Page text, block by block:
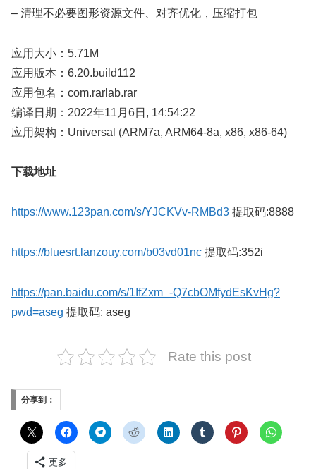
– 清理不必要图形资源文件、对齐优化，压缩打包
应用大小：5.71M
应用版本：6.20.build112
应用包名：com.rarlab.rar
编译日期：2022年11月6日, 14:54:22
应用架构：Universal (ARM7a, ARM64-8a, x86, x86-64)
下载地址
https://www.123pan.com/s/YJCKVv-RMBd3 提取码:8888
https://bluesrt.lanzouy.com/b03vd01nc 提取码:352i
https://pan.baidu.com/s/1IfZxm_-Q7cbOMfydEsKvHg?
pwd=aseg 提取码: aseg
Rate this post
分享到：
更多